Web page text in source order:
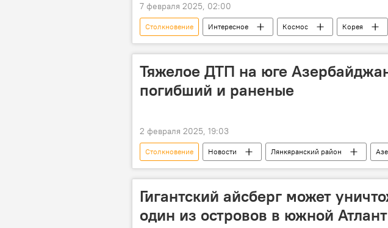
7 февраля 2025, 02:00
Столкновение Интересное Космос Корея
Планета Земля
Астероид глобальное вымирание
Тяжелое ДТП на юге
погибший и раненые
2 февраля 2025, 19:03
Столкновение Новости Лянкяранский район
Происшествия в Азербайджане
ДТП легковой
Гигантский айсберг может
один из островов в южной